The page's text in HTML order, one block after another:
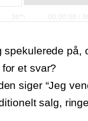
spekulerede
et svar?
siger “Jeg
salg,